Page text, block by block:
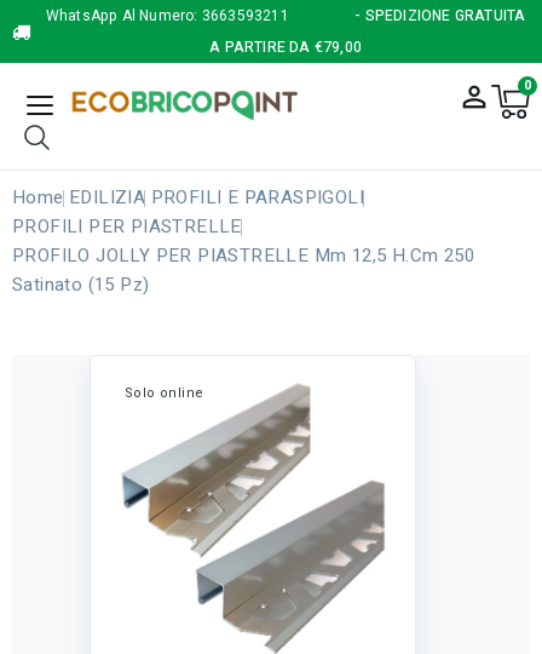
WhatsApp Al Numero: 3663593211
- SPEDIZIONE GRATUITA
A PARTIRE DA €79,00
person_outline 0
Home EDILIZIA PROFILI E PARASPIGOLI
PROFILI PER PIASTRELLE
PROFILO JOLLY PER PIASTRELLE Mm 12,5 H.cm 250
Satinato (15 Pz)
Solo online